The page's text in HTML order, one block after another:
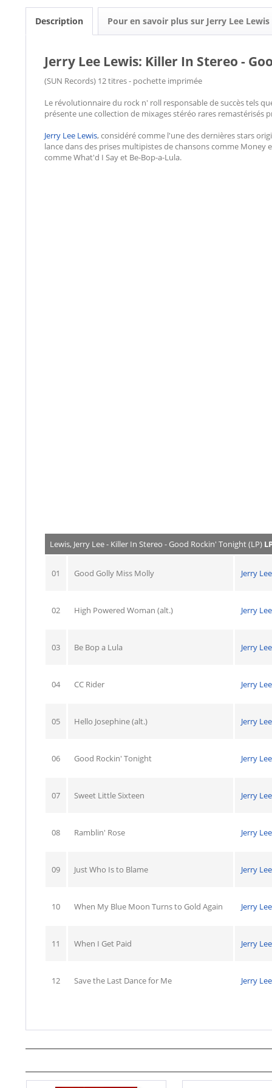
Description Pour en savoir plus sur Jerry Lee Lewis
Jerry Lee Lewis: Killer In Stereo -
(SUN Records) 12 titres - pochette imprimée
Le révolutionnaire du rock n' roll responsable de succès tels
présente une collection de mixages stéréo rares remastérisés
Jerry Lee Lewis, considéré comme l'une des dernières stars
lance dans des prises multipistes de chansons comme Money
comme What'd I Say et Be-Bop-a-Lula.
Lewis, Jerry Lee - Killer In Stereo - Good Rockin' Tonight (LP)
01 Good Golly Miss Molly Jerry
02 High Powered Woman (alt.) Jerry
03 Be Bop a Lula Jerry
04 CC Rider Jerry
05 Hello Josephine (alt.) Jerry
06 Good Rockin' Tonight Jerry
07 Sweet Little Sixteen Jerry
08 Ramblin' Rose Jerry
09 Just Who Is to Blame Jerry
10 When My Blue Moon Turns to Gold Again Jerry
11 When I Get Paid Jerry
12 Save the Last Dance for Me Jerry